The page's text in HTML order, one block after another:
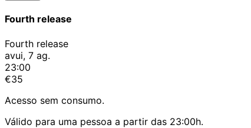
Fourth release
Fourth release
avui, 7 ag.
23:00
€35
Acesso sem consumo.
Válido para uma pessoa a partir das 23:00h.